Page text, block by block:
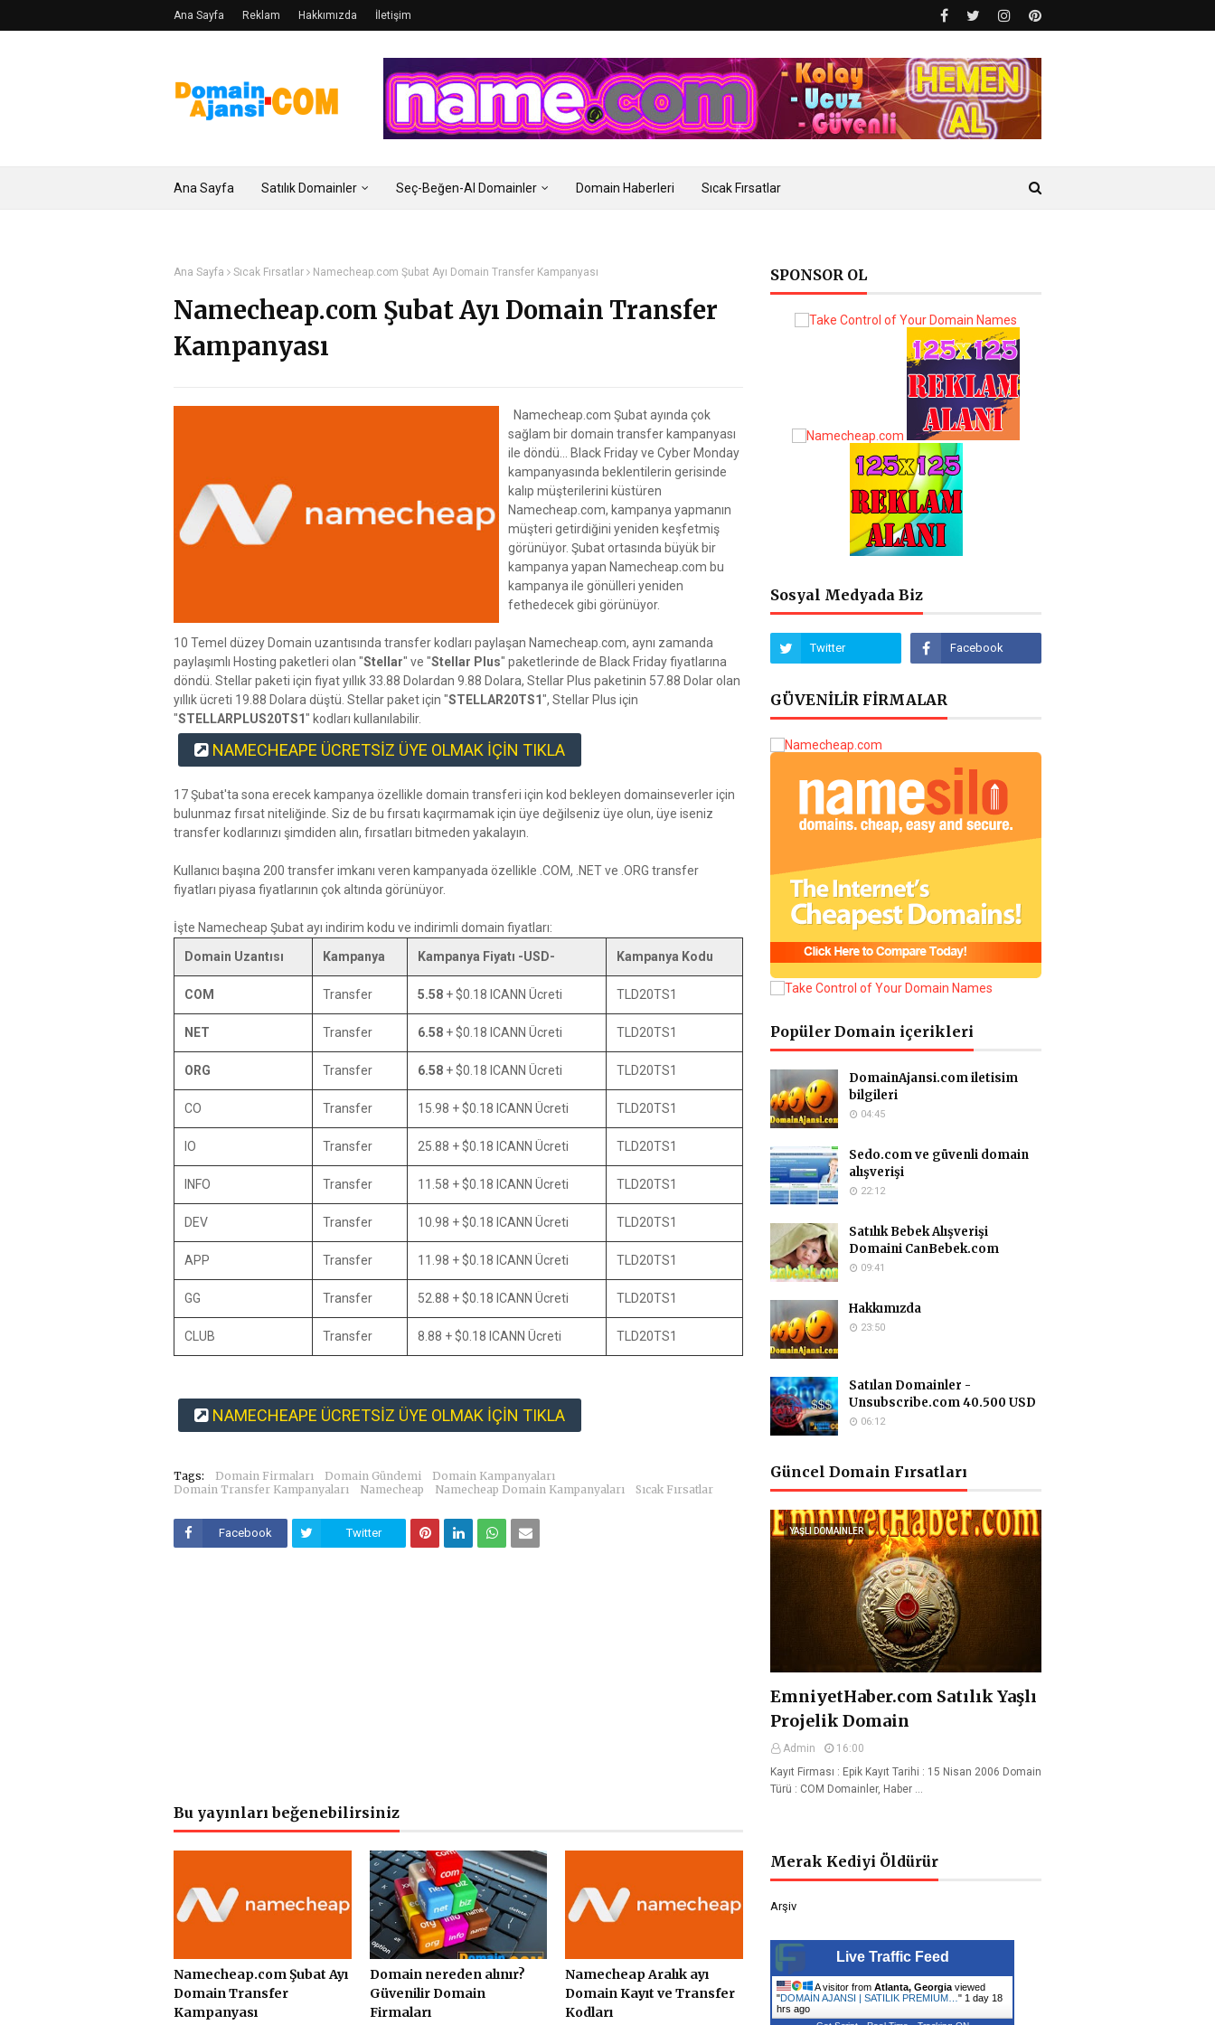
Ana Sayfa Reklam Hakkımızda İletişim
Ana Sayfa Satılık Domainler Seç-Beğen-Al Domainler Domain Haberleri Sıcak Fırsatlar
Ana Sayfa Sıcak Fırsatlar Namecheap.com Şubat Ayı Domain Transfer Kampanyası
Namecheap.com Şubat Ayı Domain Transfer
Kampanyası
Namecheap.com Şubat ayında çok
sağlam bir domain transfer kampanyası
ile döndü... Black Friday ve Cyber Monday
kampanyasında beklentilerin gerisinde
kalıp müşterilerini küstüren
Namecheap.com, kampanya yapmanın
müşteri getirdiğini yeniden keşfetmiş
görünüyor. Şubat ortasında büyük bir
kampanya yapan Namecheap.com bu
kampanya ile gönülleri yeniden
fethedecek gibi görünüyor.
10 Temel düzey Domain uzantısında transfer kodları paylaşan Namecheap.com, aynı zamanda
paylaşımlı Hosting paketleri olan "Stellar" ve "Stellar Plus" paketlerinde de Black Friday fiyatlarına
döndü. Stellar paketi için fiyat yıllık 33.88 Dolardan 9.88 Dolara, Stellar Plus paketinin 57.88 Dolar olan
yıllık ücreti 19.88 Dolara düştü. Stellar paket için "STELLAR20TS1", Stellar Plus için
"STELLARPLUS20TS1" kodları kullanılabilir.
NAMECHEAPE ÜCRETSİZ ÜYE OLMAK İÇİN TIKLA
17 Şubat'ta sona erecek kampanya özellikle domain transferi için kod bekleyen domainseverler için
bulunmaz fırsat niteliğinde. Siz de bu fırsatı kaçırmamak için üye değilseniz üye olun, üye iseniz
transfer kodlarınızı şimdiden alın, fırsatları bitmeden yakalayın.
Kullanıcı başına 200 transfer imkanı veren kampanyada özellikle .COM, .NET ve .ORG transfer
fiyatları piyasa fiyatlarının çok altında görünüyor.
İşte Namecheap Şubat ayı indirim kodu ve indirimli domain fiyatları:
Domain Uzantısı
Kampanya Kampanya Fiyatı -USD- Kampanya Kodu
COM Transfer 5.58+ $0.18 ICANN Ücreti TLD20TS1
NET Transfer 6.58+ $0.18 ICANN Ücreti TLD20TS1
ORG Transfer 6.58+ $0.18 ICANN Ücreti TLD20TS1
CO Transfer 15.98 + $0.18 ICANN Ücreti TLD20TS1
IO Transfer 25.88 + $0.18 ICANN Ücreti TLD20TS1
INFO Transfer 11.58 + $0.18 ICANN Ücreti TLD20TS1
DEV Transfer 10.98 + $0.18 ICANN Ücreti TLD20TS1
APP Transfer 11.98 + $0.18 ICANN Ücreti TLD20TS1
GG Transfer 52.88 + $0.18 ICANN Ücreti TLD20TS1
CLUB Transfer 8.88 + $0.18 ICANN Ücreti TLD20TS1
NAMECHEAPE ÜCRETSİZ ÜYE OLMAK İÇİN TIKLA
Tags: Domain Firmaları Domain Gündemi
Domain Kampanyaları
Domain Transfer Kampanyaları
Namecheap Namecheap Domain Kampanyaları Sıcak Fırsatlar
Facebook Twitter
Bu yayınları beğenebilirsiniz
Namecheap.com Şubat Ayı
Domain Transfer
Kampanyası
Domain nereden alınır?
Güvenilir Domain
Firmaları
Namecheap Aralık ayı
Domain Kayıt ve Transfer
Kodları
SPONSOR OL
Sosyal Medyada Biz
GÜVENİLİR FİRMALAR
Popüler Domain içerikleri
DomainAjansi.com iletisim
bilgileri
04:45
Sedo.com ve güvenli domain
alışverişi
22:12
Satılık Bebek Alışverişi
Domaini CanBebek.com
09:41
Hakkımızda
23:50
Satılan Domainler -
Unsubscribe.com 40.500 USD
06:12
Güncel Domain Fırsatları
YAŞLI DOMAINLER
EmniyetHaber.com Satılık Yaşlı
Projelik Domain
Admin
16:00
Kayıt Firması : Epik Kayıt Tarihi : 15 Nisan 2006 Domain
Türü : COM Domainler, Haber …
Merak Kediyi Öldürür
Arşiv
Live Traffic Feed
A visitor from Atlanta, Georgia viewed
"DOMAİN AJANSI | SATILIK PREMIUM… " 1 day 18
hrs ago